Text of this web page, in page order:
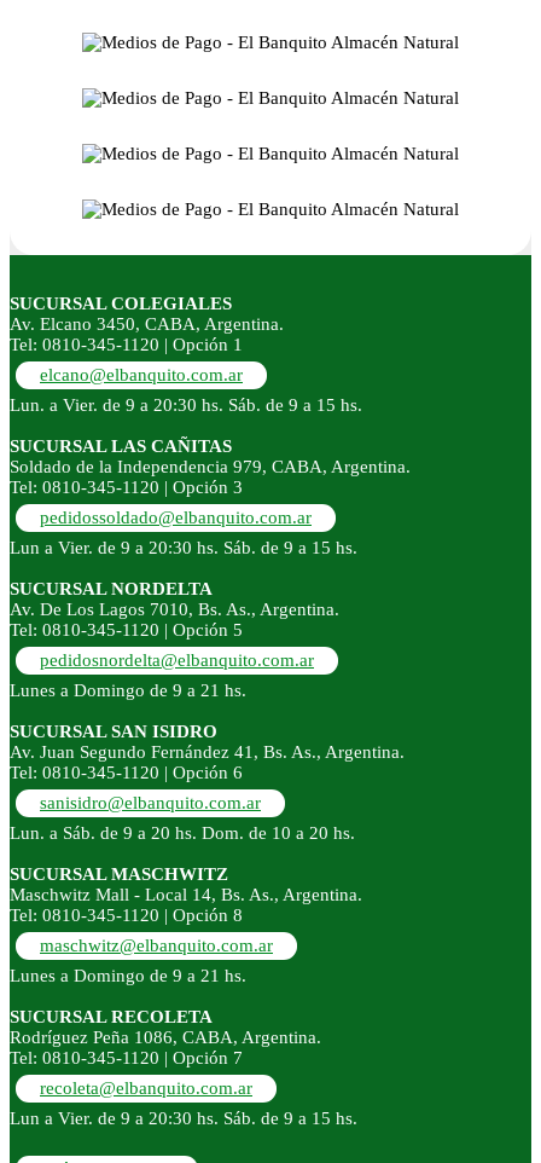
SUCURSAL COLEGIALES
Av. Elcano 3450, CABA, Argentina.
Tel: 0810-345-1120 | Opción 1
elcano@elbanquito.com.ar
Lun. a Vier. de 9 a 20:30 hs. Sáb. de 9 a 15 hs.
SUCURSAL LAS CAÑITAS
Soldado de la Independencia 979, CABA, Argentina.
Tel: 0810-345-1120 | Opción 3
pedidossoldado@elbanquito.com.ar
Lun a Vier. de 9 a 20:30 hs. Sáb. de 9 a 15 hs.
SUCURSAL NORDELTA
Av. De Los Lagos 7010, Bs. As., Argentina.
Tel: 0810-345-1120 | Opción 5
pedidosnordelta@elbanquito.com.ar
Lunes a Domingo de 9 a 21 hs.
SUCURSAL SAN ISIDRO
Av. Juan Segundo Fernández 41, Bs. As., Argentina.
Tel: 0810-345-1120 | Opción 6
sanisidro@elbanquito.com.ar
Lun. a Sáb. de 9 a 20 hs. Dom. de 10 a 20 hs.
SUCURSAL MASCHWITZ
Maschwitz Mall - Local 14, Bs. As., Argentina.
Tel: 0810-345-1120 | Opción 8
maschwitz@elbanquito.com.ar
Lunes a Domingo de 9 a 21 hs.
SUCURSAL RECOLETA
Rodríguez Peña 1086, CABA, Argentina.
Tel: 0810-345-1120 | Opción 7
recoleta@elbanquito.com.ar
Lun a Vier. de 9 a 20:30 hs. Sáb. de 9 a 15 hs.